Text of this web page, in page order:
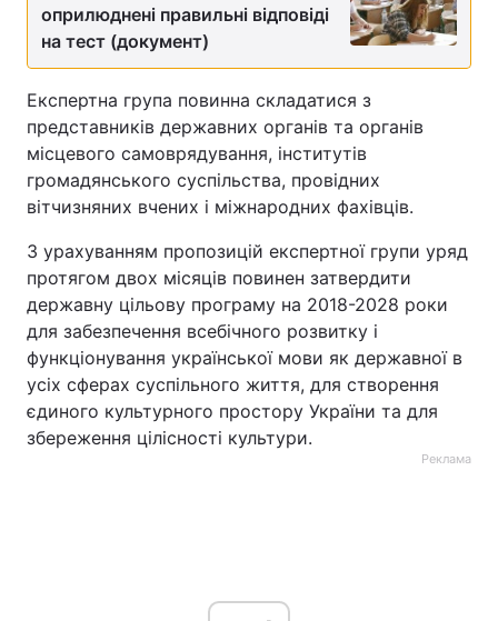
оприлюднені правильні відповіді
на тест (документ)
Експертна група повинна складатися з
представників державних органів та органів
місцевого самоврядування, інститутів
громадянського суспільства, провідних
вітчизняних вчених і міжнародних фахівців.
З урахуванням пропозицій експертної групи уряд
протягом двох місяців повинен затвердити
державну цільову програму на 2018-2028 роки
для забезпечення всебічного розвитку і
функціонування української мови як державної в
усіх сферах суспільного життя, для створення
єдиного культурного простору України та для
збереження цілісності культури.
Реклама